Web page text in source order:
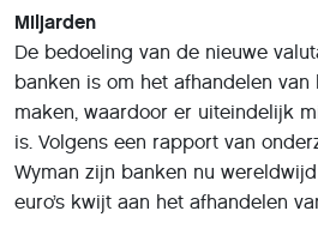
Miljarden
De bedoeling van de nieuwe
banken is om het afhandelen
maken, waardoor er uiteindelijk
is. Volgens een rapport van
Wyman zijn banken nu
euro’s kwijt aan het afhandelen